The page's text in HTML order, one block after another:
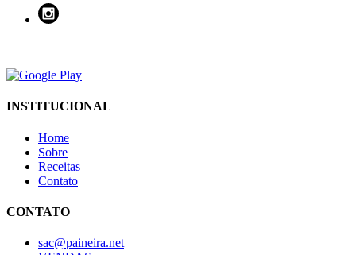
INSTITUCIONAL
Home
Sobre
Receitas
Contato
CONTATO
sac@paineira.net